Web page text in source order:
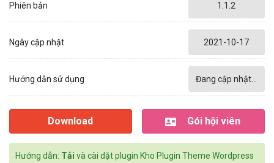
Phiên bản 1.1.2
Ngày cập nhật 2021-10-17
Hướng dẫn sử dụng Đang cập nhật...
Download Gói hội viên
Hướng dẫn: Tải và cài dặt plugin Kho Plugin Theme Wordpress